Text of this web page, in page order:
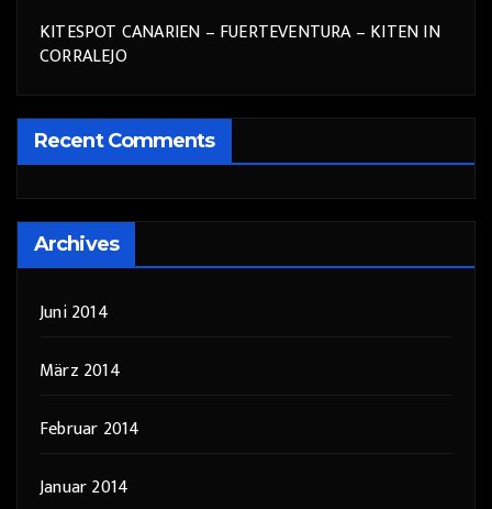
KITESPOT CANARIEN – FUERTEVENTURA – KITEN IN
CORRALEJO
Recent Comments
Archives
Juni 2014
März 2014
Februar 2014
Januar 2014